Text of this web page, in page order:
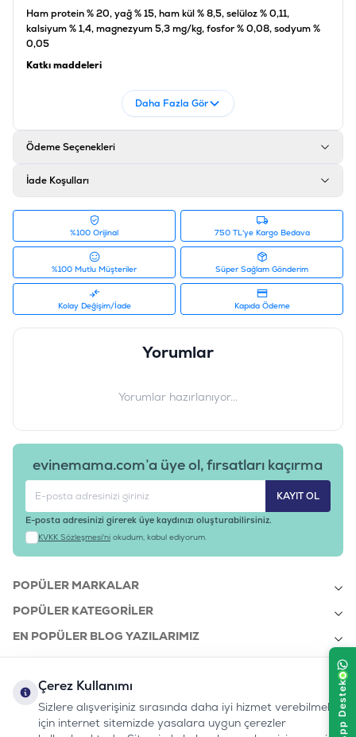
Ham protein % 20, yağ % 15, ham kül % 8,5, selüloz % 0,11,
kalsiyum % 1,4, magnezyum 5,3 mg/kg, fosfor % 0,08, sodyum %
0,05
Katkı maddeleri
Vitamin A 550.000 IU/kg, Vitamin D3 550.000 IU/kg, Vitamin
B1 450 mg/kg, Vitamin B2 225 mg/kg, Vitamin B6 350 mg/kg,
Vitamin B3 (niasin) 550 mg/kg, folik asit (B9) 125 mg/kg, Vitamin
C 1250 mg/kg, Vitamin E 225 mg/kg, L-Carnitin, taurin, laktoz
Ürün Filtreleri
Barkod
Tedarikçi Ürün Kodu
: 301-043
Daha Fazla Gör
Ödeme Seçenekleri
İade Koşulları
%100 Orijinal 750 TL'ye Kargo Bedava
%100 Mutlu Müşteriler Süper Sağlam Gönderim
Kolay Değişim/İade Kapıda Ödeme
Yorumlar
Yorumlar hazırlanıyor...
evinemama.com’a üye ol, fırsatları kaçırma
KAYIT OL
E-posta adresinizi girerek üye kaydınızı oluşturabilirsiniz.
KVKK Sözleşmesi'ni okudum, kabul ediyorum.
POPÜLER MARKALAR
POPÜLER KATEGORILER
EN POPÜLER BLOG YAZILARIMIZ
KURUMSAL
Çerez Kullanımı
Sizlere alışverişiniz sırasında daha iyi hizmet verebilmek
için internet sitemizde yasalara uygun çerezler